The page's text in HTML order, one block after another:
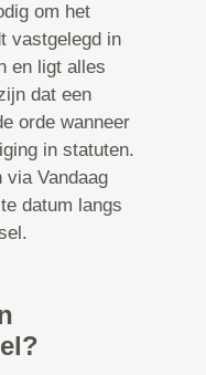
om het
vastgelegd in
en ligt alles
dat een
orde wanneer
in statuten.
via Vandaag
datum langs